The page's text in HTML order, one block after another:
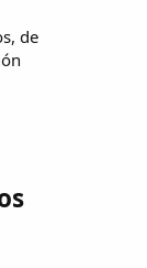
de